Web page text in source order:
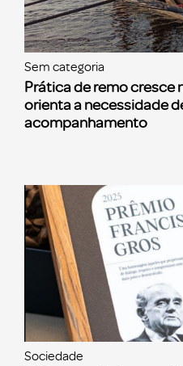
Sem categoria
Prática de remo cresce
orienta a necessidade
acompanhamento
Sociedade